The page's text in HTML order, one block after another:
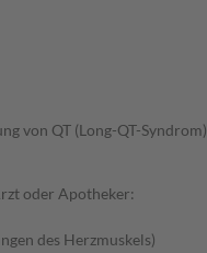
von QT (Long-QT-Syndrom)
oder Apotheker:
des Herzmuskels)